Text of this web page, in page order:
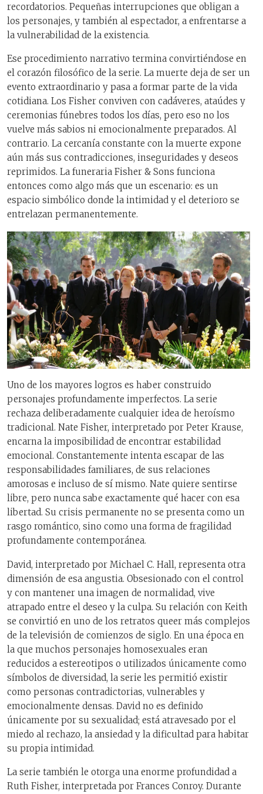
recordatorios. Pequeñas interrupciones que obligan a
los personajes, y también al espectador, a enfrentarse a
la vulnerabilidad de la existencia.
Ese procedimiento narrativo termina convirtiéndose en
el corazón filosófico de la serie. La muerte deja de ser un
evento extraordinario y pasa a formar parte de la vida
cotidiana. Los Fisher conviven con cadáveres, ataúdes y
ceremonias fúnebres todos los días, pero eso no los
vuelve más sabios ni emocionalmente preparados. Al
contrario. La cercanía constante con la muerte expone
aún más sus contradicciones, inseguridades y deseos
reprimidos. La funeraria Fisher & Sons funciona
entonces como algo más que un escenario: es un
espacio simbólico donde la intimidad y el deterioro se
entrelazan permanentemente.
Uno de los mayores logros es haber construido
personajes profundamente imperfectos. La serie
rechaza deliberadamente cualquier idea de heroísmo
tradicional. Nate Fisher, interpretado por Peter Krause,
encarna la imposibilidad de encontrar estabilidad
emocional. Constantemente intenta escapar de las
responsabilidades familiares, de sus relaciones
amorosas e incluso de sí mismo. Nate quiere sentirse
libre, pero nunca sabe exactamente qué hacer con esa
libertad. Su crisis permanente no se presenta como un
rasgo romántico, sino como una forma de fragilidad
profundamente contemporánea.
David, interpretado por Michael C. Hall, representa otra
dimensión de esa angustia. Obsesionado con el control
y con mantener una imagen de normalidad, vive
atrapado entre el deseo y la culpa. Su relación con Keith
se convirtió en uno de los retratos queer más complejos
de la televisión de comienzos de siglo. En una época en
la que muchos personajes homosexuales eran
reducidos a estereotipos o utilizados únicamente como
símbolos de diversidad, la serie les permitió existir
como personas contradictorias, vulnerables y
emocionalmente densas. David no es definido
únicamente por su sexualidad; está atravesado por el
miedo al rechazo, la ansiedad y la dificultad para habitar
su propia intimidad.
La serie también le otorga una enorme profundidad a
Ruth Fisher, interpretada por Frances Conroy. Durante